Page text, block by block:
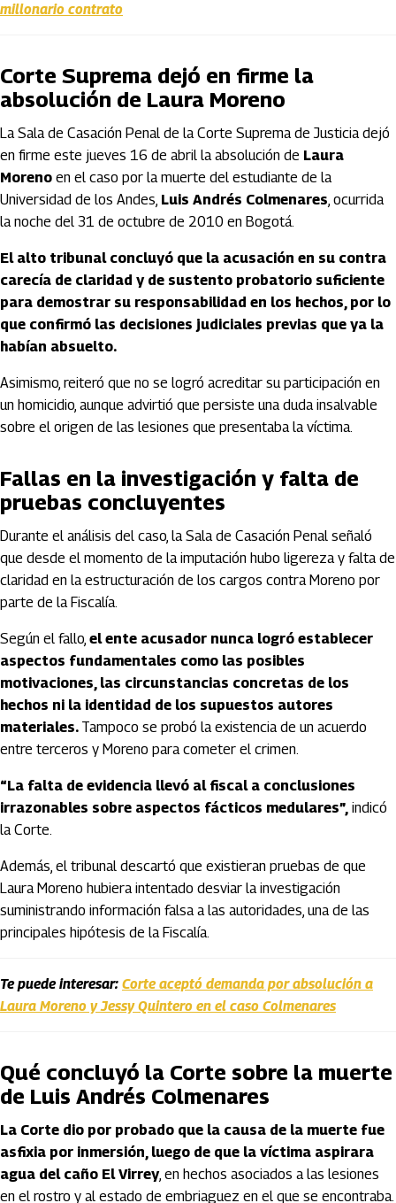
millonario contrato
Corte Suprema dejó en firme la
absolución de Laura Moreno
La Sala de Casación Penal de la Corte Suprema de Justicia dejó
en firme este jueves 16 de abril la absolución de Laura
Moreno en el caso por la muerte del estudiante de la
Universidad de los Andes, Luis Andrés Colmenares, ocurrida
la noche del 31 de octubre de 2010 en Bogotá.
El alto tribunal concluyó que la acusación en su contra
carecía de claridad y de sustento probatorio suficiente
para demostrar su responsabilidad en los hechos, por lo
que confirmó las decisiones judiciales previas que ya la
habían absuelto.
Asimismo, reiteró que no se logró acreditar su participación en
un homicidio, aunque advirtió que persiste una duda insalvable
sobre el origen de las lesiones que presentaba la víctima.
Fallas en la investigación y falta de
pruebas concluyentes
Durante el análisis del caso, la Sala de Casación Penal señaló
que desde el momento de la imputación hubo ligereza y falta de
claridad en la estructuración de los cargos contra Moreno por
parte de la Fiscalía.
Según el fallo, el ente acusador nunca logró establecer
aspectos fundamentales como las posibles
motivaciones, las circunstancias concretas de los
hechos ni la identidad de los supuestos autores
materiales. Tampoco se probó la existencia de un acuerdo
entre terceros y Moreno para cometer el crimen.
“La falta de evidencia llevó al fiscal a conclusiones
irrazonables sobre aspectos fácticos medulares”, indicó
la Corte.
Además, el tribunal descartó que existieran pruebas de que
Laura Moreno hubiera intentado desviar la investigación
suministrando información falsa a las autoridades, una de las
principales hipótesis de la Fiscalía.
Te puede interesar: Corte aceptó demanda por absolución a
Laura Moreno y Jessy Quintero en el caso Colmenares
Qué concluyó la Corte sobre la muerte
de Luis Andrés Colmenares
La Corte dio por probado que la causa de la muerte fue
asfixia por inmersión, luego de que la víctima aspirara
agua del caño El Virrey, en hechos asociados a las lesiones
en el rostro y al estado de embriaguez en el que se encontraba.